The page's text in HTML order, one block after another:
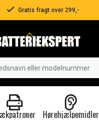
Gratis fragt over 299,-
Hørehjælpemidler